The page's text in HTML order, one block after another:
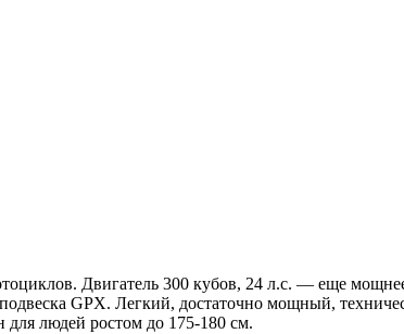
Двигатель 300 кубов, 24 л.с. — еще
GPX. Легкий, достаточно мощный,
людей ростом до 175-180 см.